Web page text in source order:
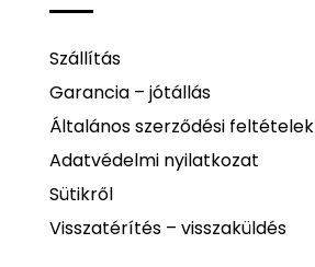
Szállítás
Garancia – jótállás
Általános szerződési feltételek
Adatvédelmi nyilatkozat
Sütikről
Visszatérítés – visszaküldés